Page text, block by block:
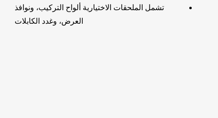
تشمل الملحقات الاختيارية ألواح التركيب، ونوافذ
العرض، وغدد الكابلات